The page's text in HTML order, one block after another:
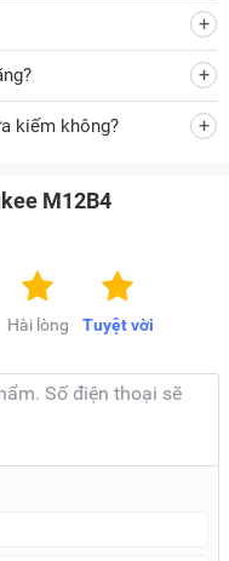
kiếm không?
M12B4
Tuyệt vời
Hài lòng